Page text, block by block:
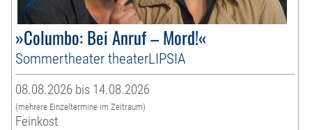
»Columbo: Bei Anruf – Mord!«
Sommertheater theaterLIPSIA
08.08.2026 bis 14.08.2026
(mehrere Einzeltermine im Zeitraum)
Feinkost